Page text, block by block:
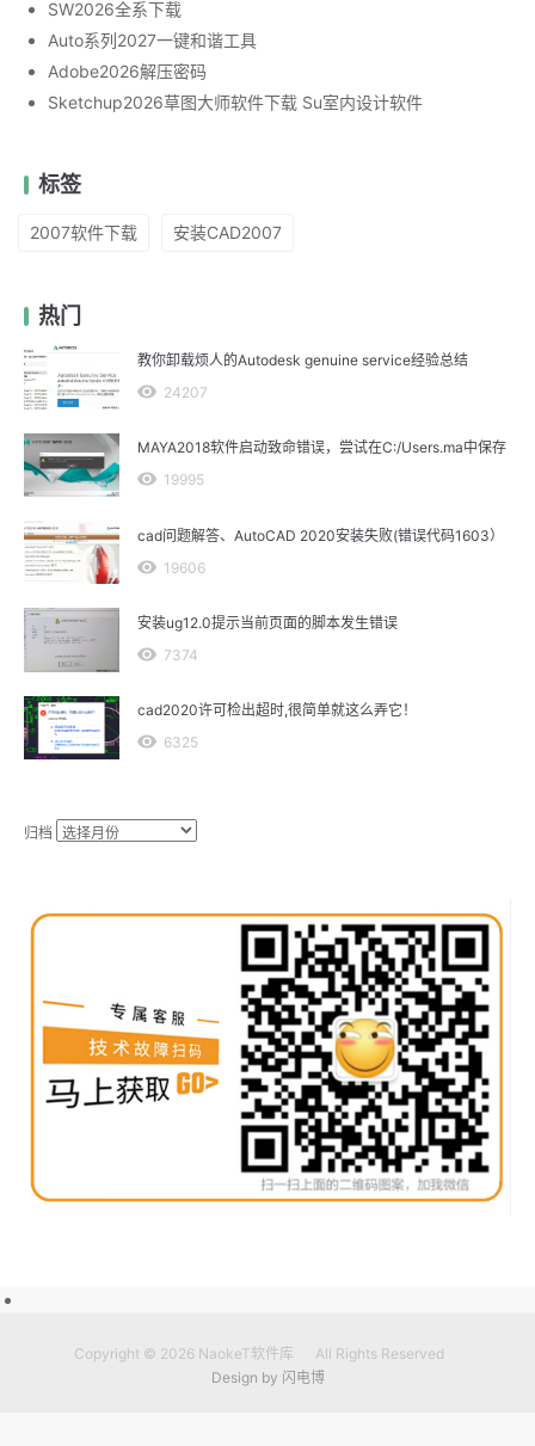
SW2026全系下载
Auto系列2027一键和谐工具
Adobe2026解压密码
Sketchup2026草图大师软件下载 Su室内设计软件
标签
2007软件下载 安装CAD2007
热门
教你卸载烦人的Autodesk genuine service经验总结
24207
MAYA2018软件启动致命错误，尝试在C:/Users.ma中保存
19995
cad问题解答、AutoCAD 2020安装失败(错误代码1603）
19606
安装ug12.0提示当前页面的脚本发生错误
7374
cad2020许可检出超时,很简单就这么弄它！
6325
归档
Copyright © 2026 NaokeT软件库
All Rights Reserved
Design by 闪电博